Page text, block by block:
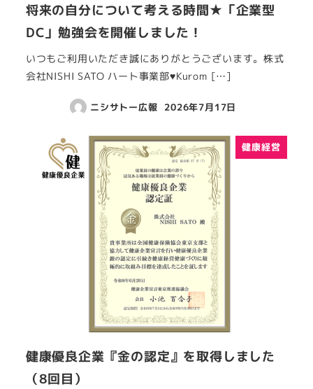
将来の自分について考える時間★「企業型
DC」勉強会を開催しました！
いつもご利用いただき誠にありがとうございます。株式
会社NISHI SATO ハート事業部♥Kurom […]
ニシサトー広報 2026年7月17日
健康経営
健康優良企業『金の認定』を取得しました
（8回目）